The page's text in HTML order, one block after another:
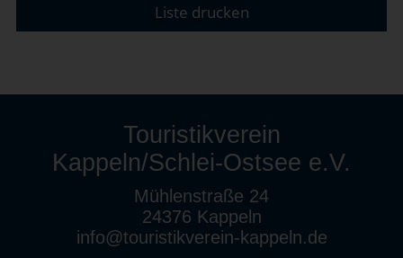
Liste drucken
Touristikverein
Kappeln/Schlei-Ostsee e.V.
Mühlenstraße 24
24376 Kappeln
info@touristikverein-kappeln.de